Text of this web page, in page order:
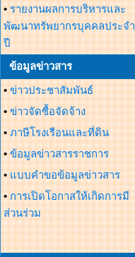
• รายงานผลการบริหารและ
พัฒนาทรัพยากรบุคคลประจำ
ปี
ข้อมูลข่าวสาร
• ข่าวประชาสัมพันธ์
• ข่าวจัดซื้อจัดจ้าง
• ภาษีโรงเรือนและที่ดิน
• ข้อมูลข่าวสารราชการ
• แบบคำขอข้อมูลข่าวสาร
• การเปิดโอกาสให้เกิดการมี
ส่วนร่วม